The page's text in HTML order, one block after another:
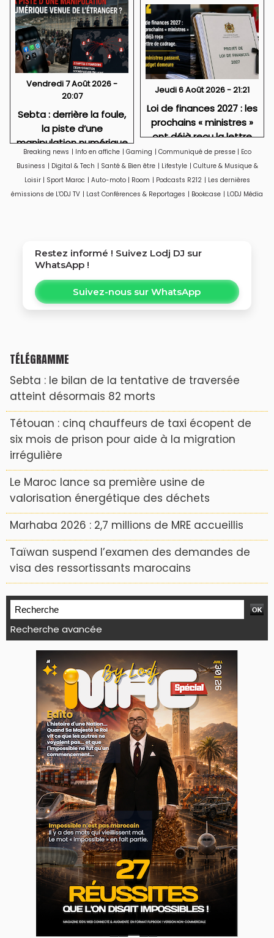
Vendredi 7 Août 2026 -
20:07
Sebta : derrière la foule,
la piste d’une
manipulation numérique
venue de l’étranger ?
Jeudi 6 Août 2026 - 21:21
Loi de finances 2027 : les
prochains « ministres »
ont déjà reçu la lettre
de cadrage
Breaking news | Info en affiche | Gaming | Communiqué de presse | Eco
Business | Digital & Tech | Santé & Bien être | Lifestyle | Culture & Musique &
Loisir | Sport Maroc | Auto-moto | Room | Podcasts R212 | Les dernières
émissions de L'ODJ TV | Last Conférences & Reportages | Bookcase | LODJ Média
Restez informé ! Suivez Lodj DJ sur
WhatsApp !
Suivez-nous sur WhatsApp
TÉLÉGRAMME
Sebta : le bilan de la tentative de traversée
atteint désormais 82 morts
Tétouan : cinq chauffeurs de taxi écopent de
six mois de prison pour aide à la migration
irrégulière
Le Maroc lance sa première usine de
valorisation énergétique des déchets
Marhaba 2026 : 2,7 millions de MRE accueillis
Taïwan suspend l’examen des demandes de
visa des ressortissants marocains
Recherche avancée
WEB TV LODJ24 : Youtube, kick et twitch
Plein écran
Inscription à la newsletter
Plus d'informations sur cette page :